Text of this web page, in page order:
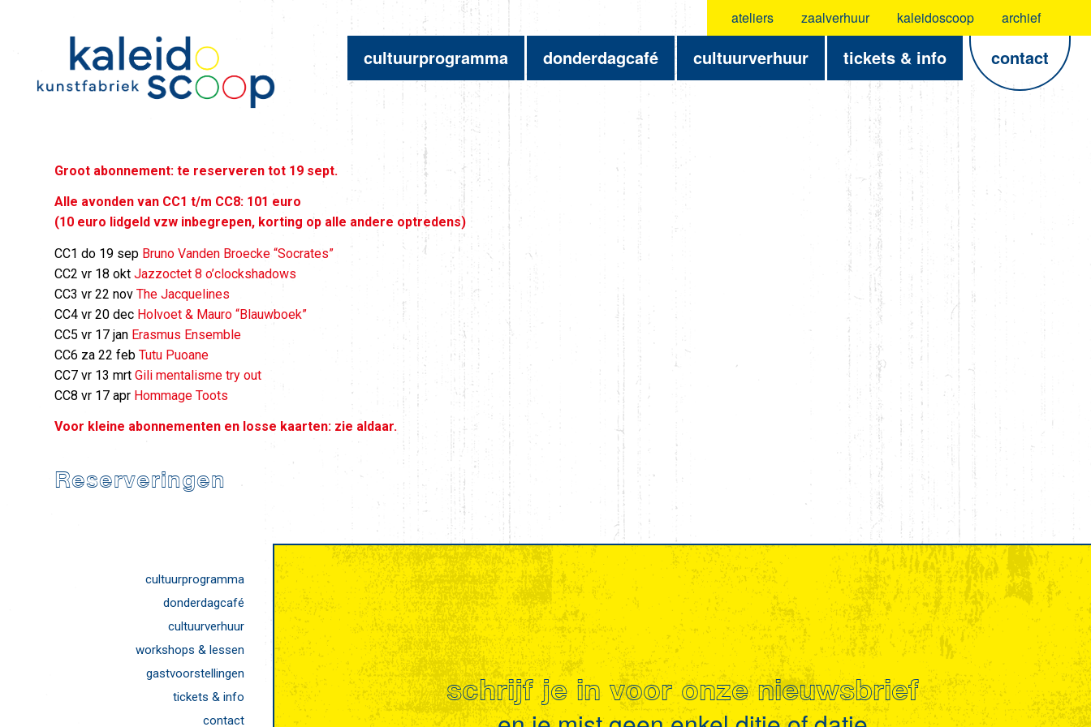
ateliers zaalverhuur kaleidoscoop archief
cultuurprogramma donderdagcafé cultuurverhuur tickets & info contact
Groot abonnement: te reserveren tot 19 sept.
Alle avonden van CC1 t/m CC8: 101 euro
(10 euro lidgeld vzw inbegrepen, korting op alle andere optredens)
CC1 do 19 sep Bruno Vanden Broecke “Socrates”
CC2 vr 18 okt Jazzoctet 8 o’clockshadows
CC3 vr 22 nov The Jacquelines
CC4 vr 20 dec Holvoet & Mauro “Blauwboek”
CC5 vr 17 jan Erasmus Ensemble
CC6 za 22 feb Tutu Puoane
CC7 vr 13 mrt Gili mentalisme try out
CC8 vr 17 apr Hommage Toots
Voor kleine abonnementen en losse kaarten: zie aldaar.
Reserveringen
cultuurprogramma
donderdagcafé
cultuurverhuur
workshops & lessen
gastvoorstellingen
tickets & info
contact
schrijf je in voor onze nieuwsbrief